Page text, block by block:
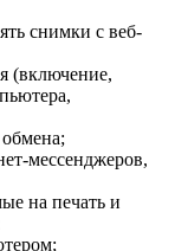
снимки с веб-
(включение,
мессенджеров,
на печать и